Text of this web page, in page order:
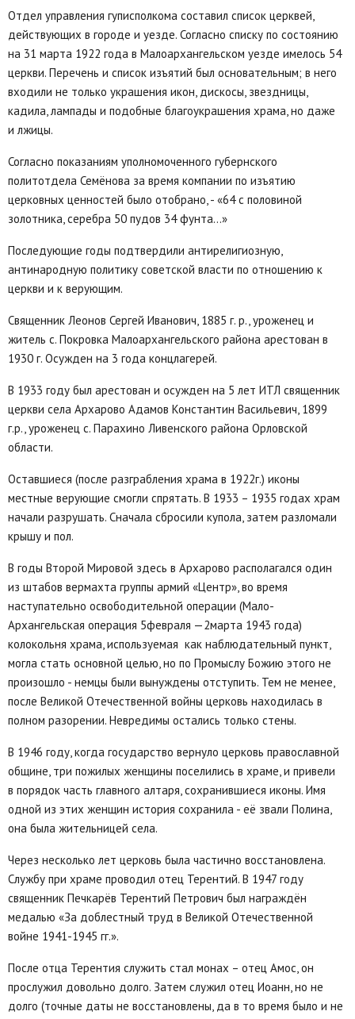
Отдел управления гуписполкома составил список церквей,
действующих в городе и уезде. Согласно списку по состоянию
на 31 марта 1922 года в Малоархангельском уезде имелось 54
церкви. Перечень и список изъятий был основательным; в него
входили не только украшения икон, дискосы, звездницы,
кадила, лампады и подобные благоукрашения храма, но даже
и лжицы.
Согласно показаниям уполномоченного губернского
политотдела Семёнова за время компании по изъятию
церковных ценностей было отобрано, - «64 с половиной
золотника, серебра 50 пудов 34 фунта...»
Последующие годы подтвердили антирелигиозную,
антинародную политику советской власти по отношению к
церкви и к верующим.
Священник Леонов Сергей Иванович, 1885 г. р., уроженец и
житель с. Покровка Малоархангельского района арестован в
1930 г. Осужден на 3 года концлагерей.
В 1933 году был арестован и осужден на 5 лет ИТЛ священник
церкви села Архарово Адамов Константин Васильевич, 1899
г.р., уроженец с. Парахино Ливенского района Орловской
области.
Оставшиеся (после разграбления храма в 1922г.) иконы
местные верующие смогли спрятать. В 1933 – 1935 годах храм
начали разрушать. Сначала сбросили купола, затем разломали
крышу и пол.
В годы Второй Мировой здесь в Архарово располагался один
из штабов вермахта группы армий «Центр», во время
наступательно освободительной операции (Мало-
Архангельская операция 5февраля —2марта 1943 года)
колокольня храма, используемая как наблюдательный пункт,
могла стать основной целью, но по Промыслу Божию этого не
произошло - немцы были вынуждены отступить. Тем не менее,
после Великой Отечественной войны церковь находилась в
полном разорении. Невредимы остались только стены.
В 1946 году, когда государство вернуло церковь православной
общине, три пожилых женщины поселились в храме, и привели
в порядок часть главного алтаря, сохранившиеся иконы. Имя
одной из этих женщин история сохранила - её звали Полина,
она была жительницей села.
Через несколько лет церковь была частично восстановлена.
Службу при храме проводил отец Терентий. В 1947 году
священник Печкарёв Терентий Петрович был награждён
медалью «За доблестный труд в Великой Отечественной
войне 1941-1945 гг.».
После отца Терентия служить стал монах – отец Амос, он
прослужил довольно долго. Затем служил отец Иоанн, но не
долго (точные даты не восстановлены, да в то время было и не